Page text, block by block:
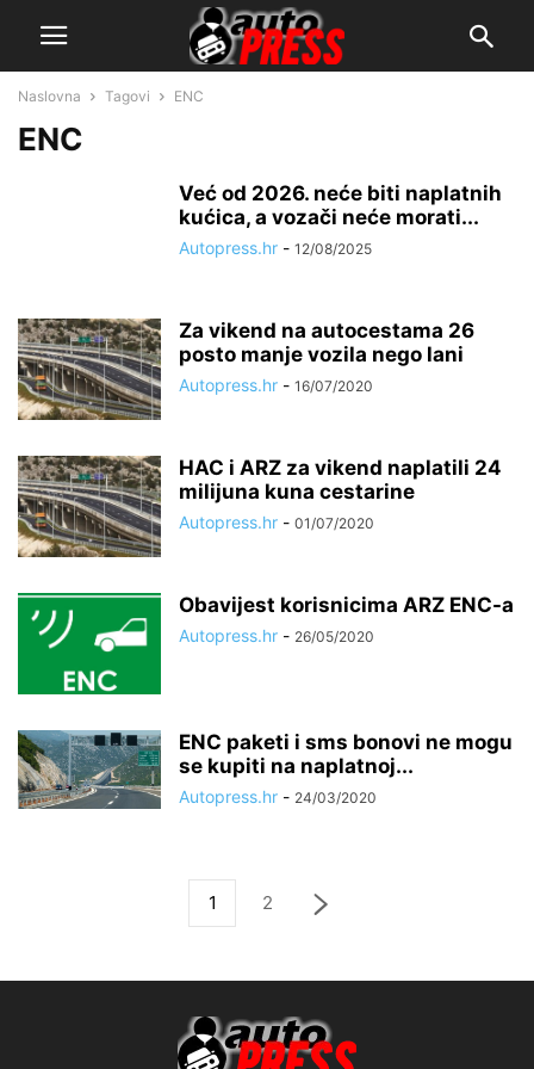
Naslovna Tagovi ENC
ENC
Već od 2026. neće biti naplatnih
kućica, a vozači neće morati...
Autopress.hr - 12/08/2025
Za vikend na autocestama 26
posto manje vozila nego lani
Autopress.hr - 16/07/2020
HAC i ARZ za vikend naplatili 24
milijuna kuna cestarine
Autopress.hr - 01/07/2020
Obavijest korisnicima ARZ ENC-a
Autopress.hr - 26/05/2020
ENC paketi i sms bonovi ne mogu
se kupiti na naplatnoj...
Autopress.hr - 24/03/2020
1 2